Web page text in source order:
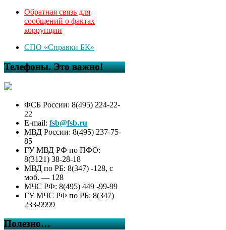
Обратная связь для
сообщений о фактах
коррупции
СПО «Справки БК»
Телефоны. Это важно!
ФСБ России: 8(495) 224-22-
22
E-mail: fsb@fsb.ru
МВД России: 8(495) 237-75-
85
ГУ МВД РФ по ПФО:
8(3121) 38-28-18
МВД по РБ: 8(347) -128, с
моб. — 128
МЧС РФ: 8(495) 449 -99-99
ГУ МЧС РФ по РБ: 8(347)
233-9999
Полезно…